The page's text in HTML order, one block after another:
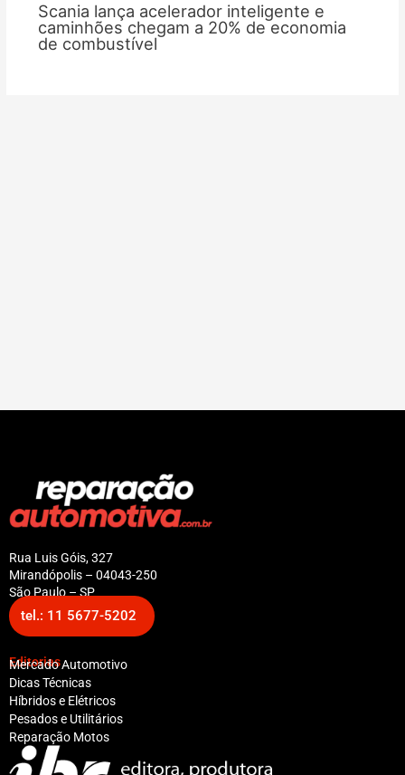
Scania lança acelerador inteligente e
caminhões chegam a 20% de economia
de combustível
Rua Luis Góis, 327
Mirandópolis – 04043-250
São Paulo – SP
tel.: 11 5677-5202
Editorias
Mercado Automotivo
Dicas Técnicas
Híbridos e Elétricos
Pesados e Utilitários
Reparação Motos